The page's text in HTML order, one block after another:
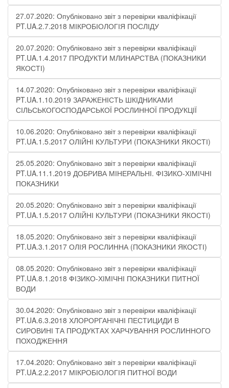
27.07.2020: Опубліковано звіт з перевірки кваліфікації
PT.UA.2.7.2018 МІКРОБІОЛОГІЯ ПОСЛІДУ
20.07.2020: Опубліковано звіт з перевірки кваліфікації
PT.UA.1.4.2017 ПРОДУКТИ МЛИНАРСТВА (ПОКАЗНИКИ
ЯКОСТІ)
14.07.2020: Опубліковано звіт з перевірки кваліфікації
PT.UA.1.10.2019 ЗАРАЖЕНІСТЬ ШКІДНИКАМИ
СІЛЬСЬКОГОСПОДАРСЬКОЇ РОСЛИННОЇ ПРОДУКЦІЇ
10.06.2020: Опубліковано звіт з перевірки кваліфікації
PT.UA.1.5.2017 ОЛІЙНІ КУЛЬТУРИ (ПОКАЗНИКИ ЯКОСТІ)
25.05.2020: Опубліковано звіт з перевірки кваліфікації
PT.UA.11.1.2019 ДОБРИВА МІНЕРАЛЬНІ. ФІЗИКО-ХІМІЧНІ
ПОКАЗНИКИ
20.05.2020: Опубліковано звіт з перевірки кваліфікації
PT.UA.1.5.2017 ОЛІЙНІ КУЛЬТУРИ (ПОКАЗНИКИ ЯКОСТІ)
18.05.2020: Опубліковано звіт з перевірки кваліфікації
PT.UA.3.1.2017 ОЛІЯ РОСЛИННА (ПОКАЗНИКИ ЯКОСТІ)
08.05.2020: Опубліковано звіт з перевірки кваліфікації
PT.UA.8.1.2018 ФІЗИКО-ХІМІЧНІ ПОКАЗНИКИ ПИТНОЇ
ВОДИ
30.04.2020: Опубліковано звіт з перевірки кваліфікації
PT.UA.6.3.2018 ХЛОРОРГАНІЧНІ ПЕСТИЦИДИ В
СИРОВИНІ ТА ПРОДУКТАХ ХАРЧУВАННЯ РОСЛИННОГО
ПОХОДЖЕННЯ
17.04.2020: Опубліковано звіт з перевірки кваліфікації
PT.UA.2.2.2017 МІКРОБІОЛОГІЯ ПИТНОЇ ВОДИ